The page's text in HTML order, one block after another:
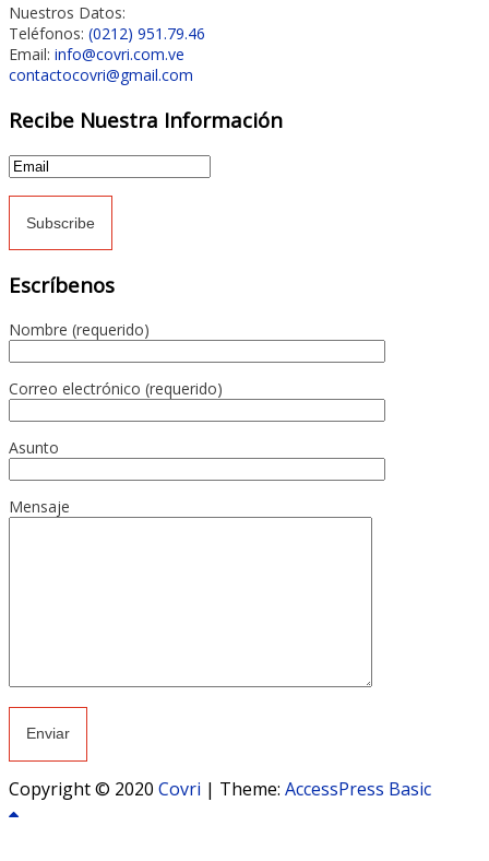
Nuestros Datos:
Teléfonos: (0212) 951.79.46
Email: info@covri.com.ve
contactocovri@gmail.com
Recibe Nuestra Información
Escríbenos
Nombre (requerido)
Correo electrónico (requerido)
Asunto
Mensaje
Copyright © 2020 Covri | Theme: AccessPress Basic